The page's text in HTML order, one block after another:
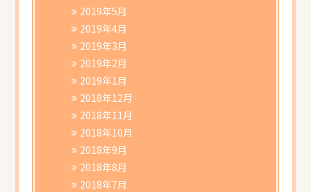
2019年5月
2019年4月
2019年3月
2019年2月
2019年1月
2018年12月
2018年11月
2018年10月
2018年9月
2018年8月
2018年7月